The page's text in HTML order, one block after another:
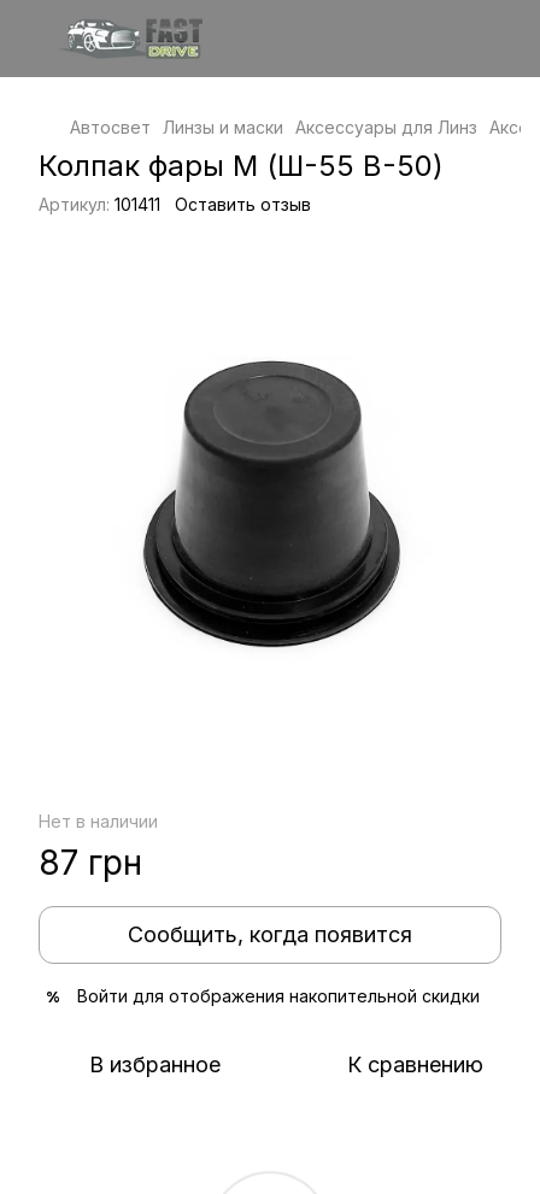
Автосвет Линзы и маски Аксессуары для Линз
Колпак фары M (Ш-55 В-50)
Артикул: 101411 Оставить отзыв
Нет в наличии
87 грн
Сообщить, когда появится
% Войти для отображения накопительной скидки
В избранное К сравнению